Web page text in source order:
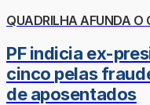
QUADRILHA AFUNDA O
PF indicia ex-
cinco pelas
de aposentados